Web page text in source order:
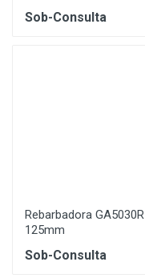
Sob-Consulta
Rebarbadora GA5030R
125mm
Sob-Consulta